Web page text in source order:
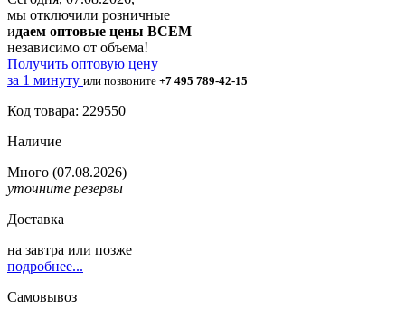
мы отключили розничные
идаем оптовые цены ВСЕМ
независимо от объема!
Получить оптовую цену
за 1 минуту или позвоните +7 495 789-42-15
Код товара: 229550
Наличие
Много (07.08.2026)
уточните резервы
Доставка
на завтра или позже
подробнее...
Самовывоз